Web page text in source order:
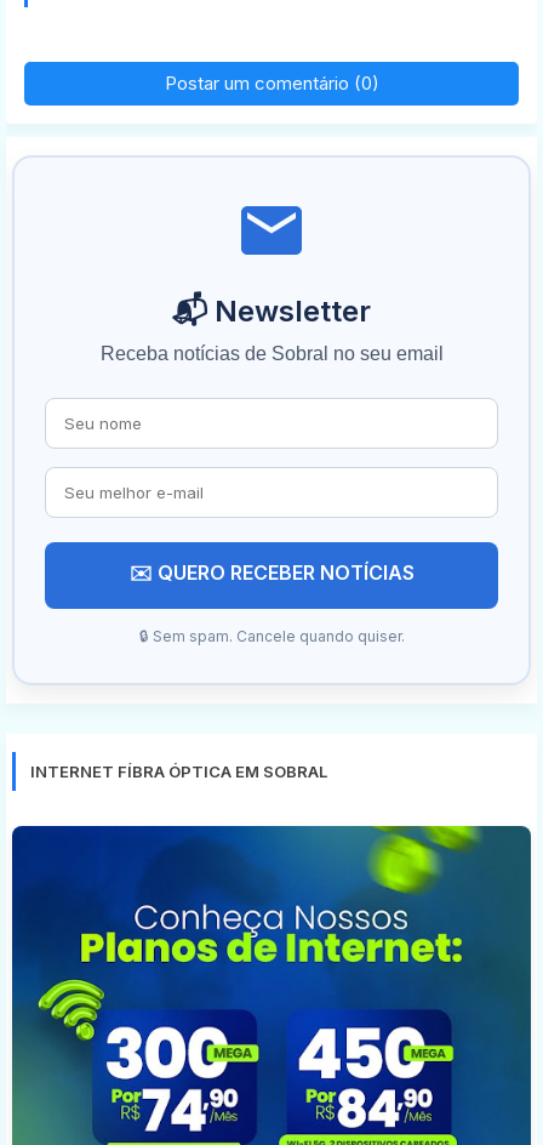
Postar um comentário (0)
📬 Newsletter
Receba notícias de Sobral no seu email
✉️ QUERO RECEBER NOTÍCIAS
🔒 Sem spam. Cancele quando quiser.
INTERNET FÍBRA ÓPTICA EM SOBRAL